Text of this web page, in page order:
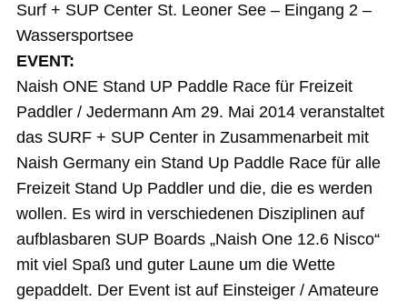
Surf + SUP Center St. Leoner See – Eingang 2 –
Wassersportsee
EVENT:
Naish ONE Stand UP Paddle Race für Freizeit
Paddler / Jedermann Am 29. Mai 2014 veranstaltet
das SURF + SUP Center in Zusammenarbeit mit
Naish Germany ein Stand Up Paddle Race für alle
Freizeit Stand Up Paddler und die, die es werden
wollen. Es wird in verschiedenen Disziplinen auf
aufblasbaren SUP Boards „Naish One 12.6 Nisco“
mit viel Spaß und guter Laune um die Wette
gepaddelt. Der Event ist auf Einsteiger / Amateure